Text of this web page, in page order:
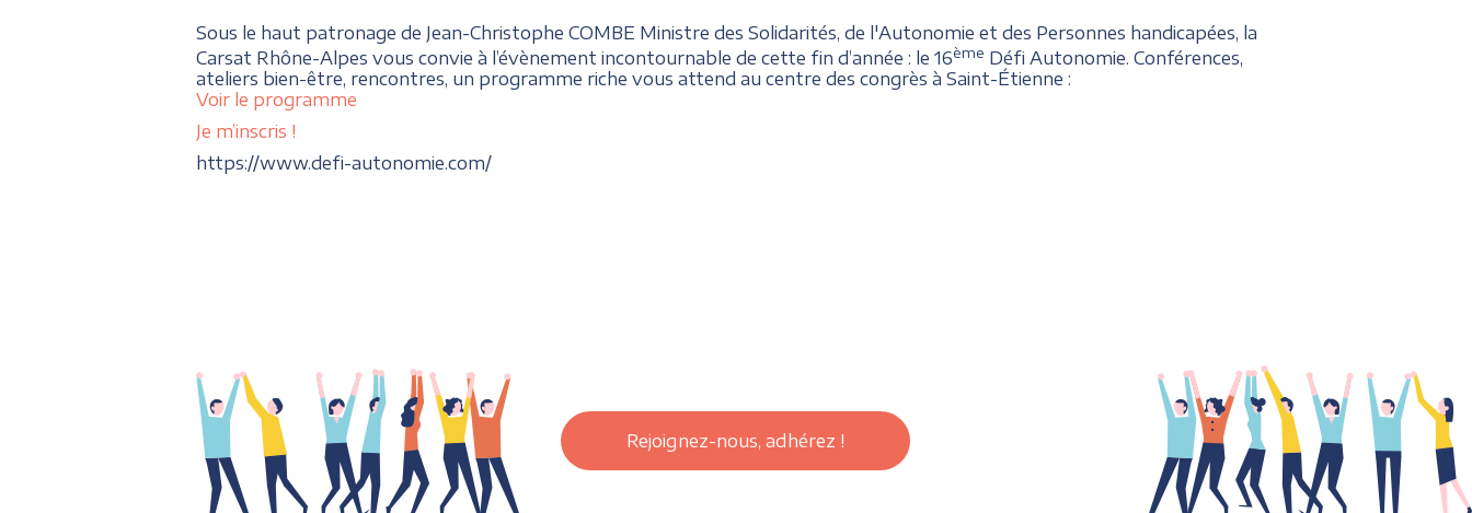
Sous le haut patronage de Jean-Christophe COMBE Ministre des Solidarités, de l'Autonomie et des Personnes handicapées, la
Carsat Rhône-Alpes vous convie à l’évènement incontournable de cette fin d’année : le 16ème Défi Autonomie. Conférences,
ateliers bien-être, rencontres, un programme riche vous attend au centre des congrès à Saint-Étienne :
Voir le programme
Je m’inscris !
https://www.defi-autonomie.com/
Rejoignez-nous, adhérez !